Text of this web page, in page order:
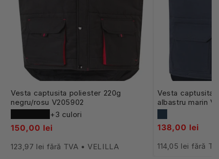
Vesta captusita poliester 220g
negru/rosu V205902
+3 culori
150,00 lei
123,97 lei fără TVA • VELILLA
Vesta captusita
albastru marin
138,00 lei
114,05 lei fără